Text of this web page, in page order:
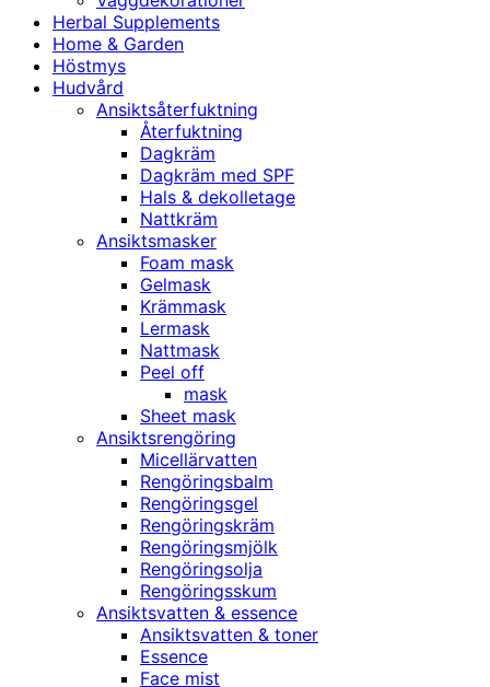
Herbal Supplements
Home & Garden
Höstmys
Hudvård
Ansiktsåterfuktning
Återfuktning
Dagkräm
Dagkräm med SPF
Hals & dekolletage
Nattkräm
Ansiktsmasker
Foam mask
Gelmask
Krämmask
Lermask
Nattmask
Peel off
mask
Sheet mask
Ansiktsrengöring
Micellärvatten
Rengöringsbalm
Rengöringsgel
Rengöringskräm
Rengöringsmjölk
Rengöringsolja
Rengöringsskum
Ansiktsvatten & essence
Ansiktsvatten & toner
Essence
Face mist